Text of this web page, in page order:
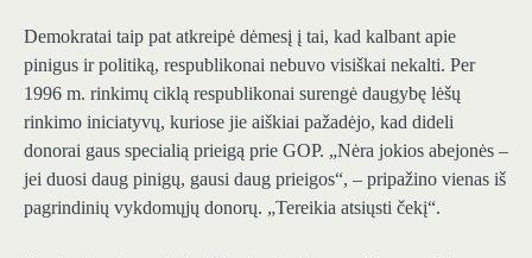
Demokratai taip pat atkreipė dėmesį į tai, kad kalbant apie
pinigus ir politiką, respublikonai nebuvo visiškai nekalti. Per
1996 m. rinkimų ciklą respublikonai surengė daugybę lėšų
rinkimo iniciatyvų, kuriose jie aiškiai pažadėjo, kad dideli
donorai gaus specialią prieigą prie GOP. „Nėra jokios abejonės –
jei duosi daug pinigų, gausi daug prieigos“, – pripažino vienas iš
pagrindinių vykdomųjų donorų. „Tereikia atsiųsti čekį“.